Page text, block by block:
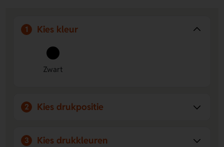
1 Kies kleur
Zwart
2 Kies drukpositie
3 Kies drukkleuren